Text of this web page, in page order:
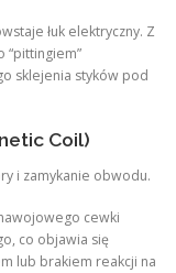
łuk elektryczny. Z
“pittingiem”
sklejenia styków pod
Coil)
i zamykanie obwodu.
cewki
co objawia się
lub brakiem reakcji na